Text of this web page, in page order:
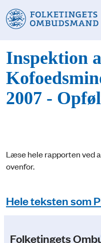
Inspektion
2007 -
Læse hele rapporten ved
ovenfor.
Hele teksten som
Folketingets